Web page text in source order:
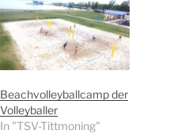
Beachvolleyballcamp der
Volleyballer
In "TSV-Tittmoning"